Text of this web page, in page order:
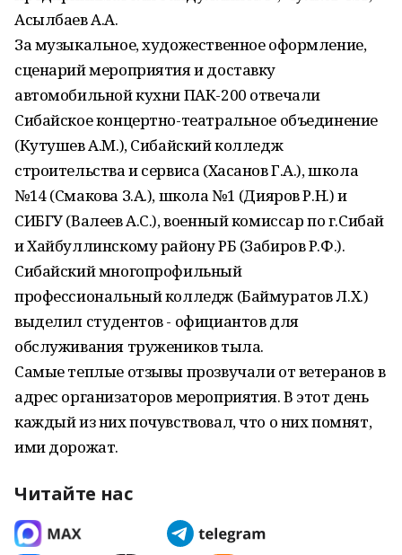
Асылбаев А.А.
За музыкальное, художественное оформление,
сценарий мероприятия и доставку
автомобильной кухни ПАК-200 отвечали
Сибайское концертно-театральное объединение
(Кутушев А.М.), Сибайский колледж
строительства и сервиса (Хасанов Г.А.), школа
№14 (Смакова З.А.), школа №1 (Дияров Р.Н.) и
СИБГУ (Валеев А.С.), военный комиссар по г.Сибай
и Хайбуллинскому району РБ (Забиров Р.Ф.).
Сибайский многопрофильный
профессиональный колледж (Баймуратов Л.Х.)
выделил студентов - официантов для
обслуживания тружеников тыла.
Самые теплые отзывы прозвучали от ветеранов в
адрес организаторов мероприятия. В этот день
каждый из них почувствовал, что о них помнят,
ими дорожат.
Читайте нас